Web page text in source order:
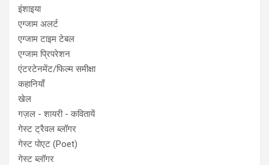
इंशाइया
एग्जाम अलर्ट
एग्जाम टाइम टेबल
एग्जाम प्रिपरेशन
एंटरटेनमेंट/फिल्म समीक्षा
कहानियाँ
खेल
गज़ल - शायरी - कवितायें
गेस्ट ट्रैवल ब्लॉगर
गेस्ट पोएट (Poet)
गेस्ट ब्लॉगर